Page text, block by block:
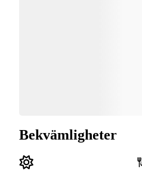
Bekvämligheter